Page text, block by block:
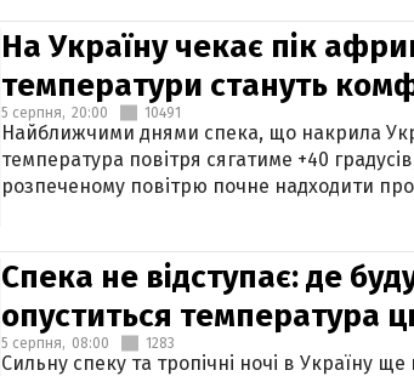
На Україну чекає пік
температури стануть
5 серпня, 20:00 10491
Найближчими днями спека, що накрила
температура повітря сягатиме +40
розпеченому повітрю почне надходити
Спека не відступає: де
опуститься температура
5 серпня, 08:00 1283
Сильну спеку та тропічні ночі в Україну